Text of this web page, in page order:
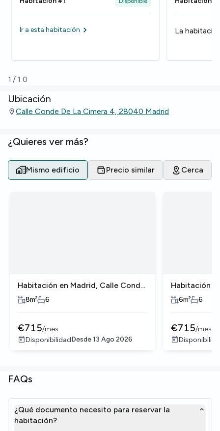
Ir a esta habitación La
1/ 10
Ubicación
Calle Conde De La Cimera 4, 28040 Madrid
¿Quieres ver más?
Mismo edificio Precio similar Cerca
Habitación en Madrid, Calle Conde
de la Cimera
8m² 6
€715/mes
DisponibilidadDesde13 Ago 2026
Habitación
de la Cimera
6m² 6
€715/mes
FAQs
¿Qué documento necesito para reservar la
habitación?